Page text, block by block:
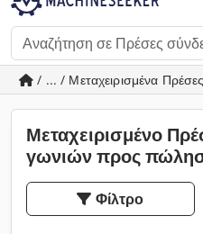
/ ... / Μεταχειρισμένα
Μεταχειρισμένο
γωνιών προς
Φίλτρο